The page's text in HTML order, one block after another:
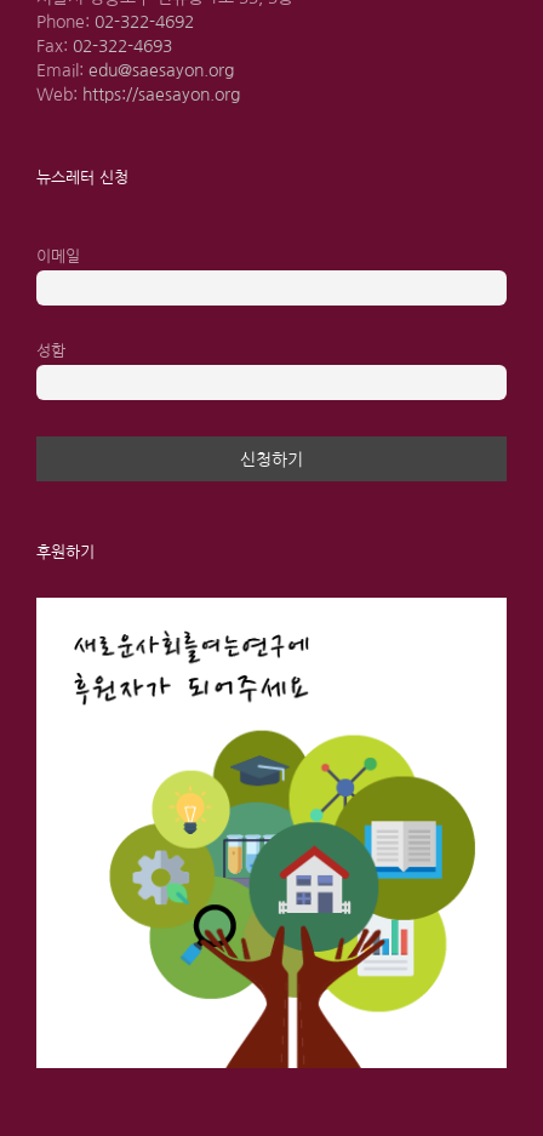
Phone: 02-322-4692
Fax: 02-322-4693
Email: edu@saesayon.org
Web: https://saesayon.org
뉴스레터 신청
이메일
성함
후원하기